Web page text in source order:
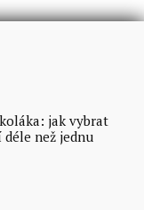
jak vybrat
než jednu